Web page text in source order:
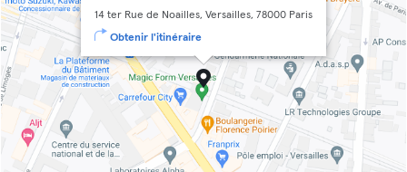
14 ter Rue de Noailles, Versailles, 78000 Paris
Obtenir l'itinéraire